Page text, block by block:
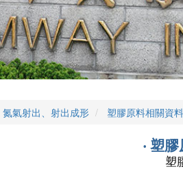
氮氣射出、射出成形 塑膠原料相關資料
‧ 塑
塑